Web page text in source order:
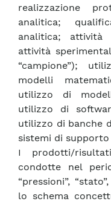
realizzazione
analitica;
analitica; attività
attività
“campione”);
modelli
utilizzo di
utilizzo di
utilizzo di banche
sistemi di
I prodotti/
condotte nel
“pressioni”,
lo schema